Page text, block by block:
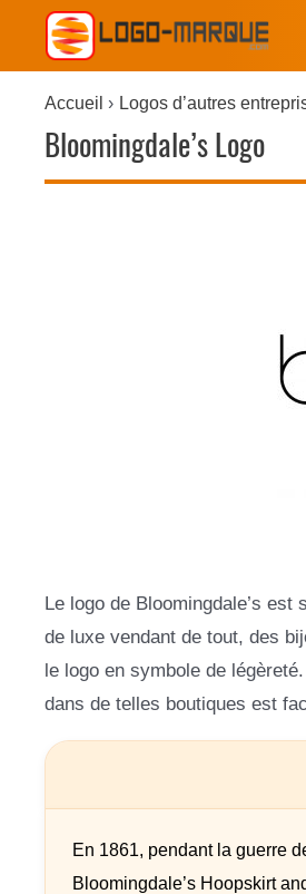
Accueil Logos d’autres
Bloomingdale’s Logo
Le logo de Bloomingdale’s
de luxe vendant de tout, des
le logo en symbole de
dans de telles boutiques est
En 1861, pendant la guerre
Bloomingdale’s Hoopskirt